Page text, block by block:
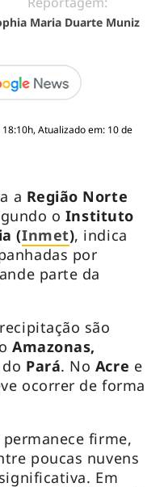
Maria Duarte Muniz
Atualizado em: 10 de
a Região Norte
o Instituto
(Inmet), indica
por
parte da
são
Amazonas,
Pará. No Acre e
ocorrer de forma
firme,
poucas nuvens
Em